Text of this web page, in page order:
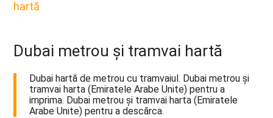
hartă
Dubai metrou și tramvai hartă
Dubai hartă de metrou cu tramvaiul. Dubai metrou și
tramvai harta (Emiratele Arabe Unite) pentru a
imprima. Dubai metrou și tramvai harta (Emiratele
Arabe Unite) pentru a descărca.